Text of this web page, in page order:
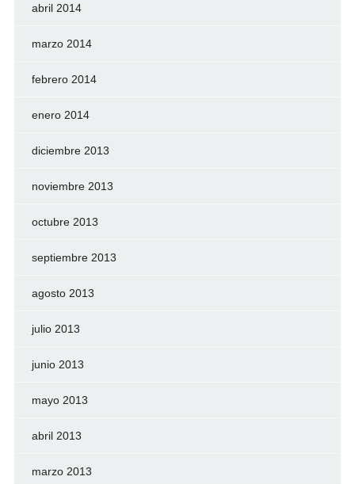
abril 2014
marzo 2014
febrero 2014
enero 2014
diciembre 2013
noviembre 2013
octubre 2013
septiembre 2013
agosto 2013
julio 2013
junio 2013
mayo 2013
abril 2013
marzo 2013